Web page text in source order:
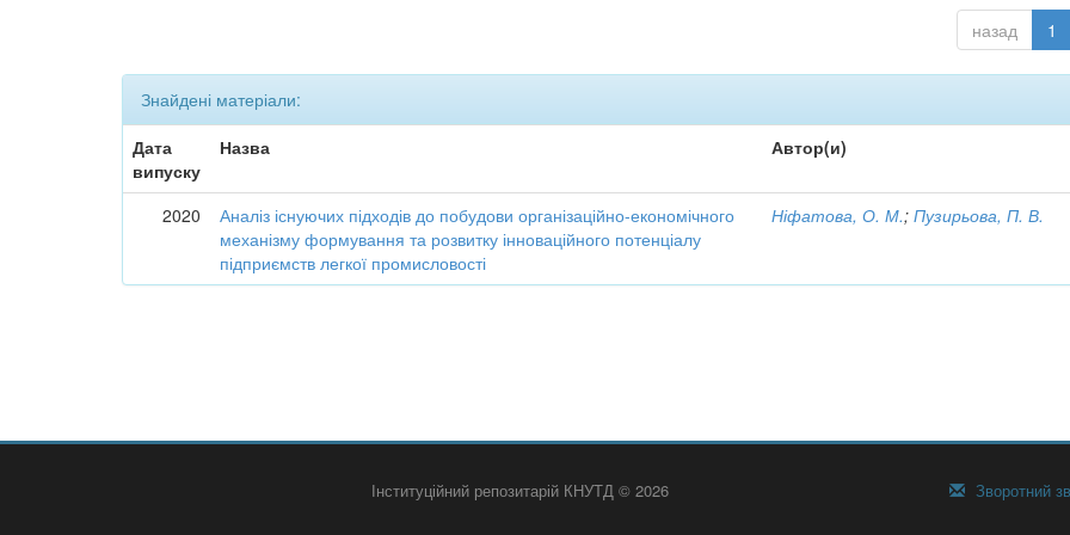
назад 1
Знайдені матеріали:
Дата
випуску
Назва Автор(и)
2020
Аналіз існуючих підходів до побудови організаційно-економічного
механізму формування та розвитку інноваційного потенціалу
підприємств легкої промисловості
Ніфатова, О. М.;Пузирьова, П. В.
Інституційний репозитарій КНУТД © 2026 Зворотний